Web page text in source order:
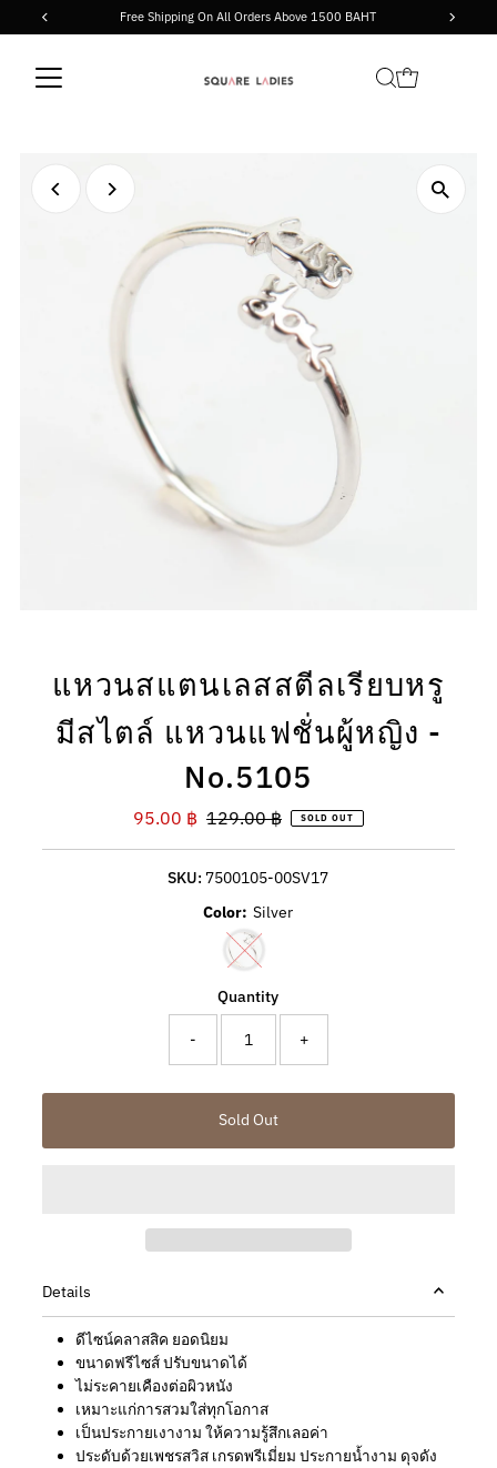
Skip to contentFree Shipping On All Orders Above 1500 BAHT
แหวนสแตนเลสสตีลเรียบหรู
มีสไตล์ แหวนแฟชั่นผู้หญิง -
No.5105
Sale
95.00 ฿ Regular
129.00 ฿ SOLD OUT
SKU: 7500105-00SV17
Color: Silver
Variant sold out or unavailable
Quantity
- +
Details
ดีไซน์คลาสสิค ยอดนิยม
ขนาดฟรีไซส์ ปรับขนาดได้
ไม่ระคายเคืองต่อผิวหนัง
เหมาะแก่การสวมใส่ทุกโอกาส
เป็นประกายเงางาม ให้ความรู้สึกเลอค่า
ประดับด้วยเพชรสวิส เกรดพรีเมี่ยม ประกายน้ำงาม ดุจดัง